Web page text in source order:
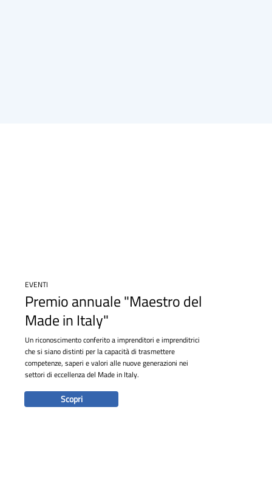
EVENTI
Premio annuale "Maestro del
Made in Italy"
Un riconoscimento conferito a imprenditori e imprenditrici
che si siano distinti per la capacità di trasmettere
competenze, saperi e valori alle nuove generazioni nei
settori di eccellenza del Made in Italy.
Scopri